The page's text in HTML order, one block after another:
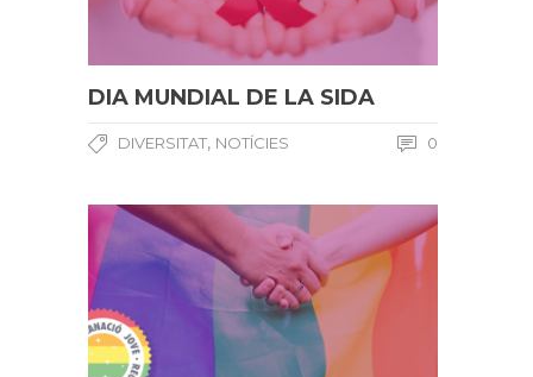
DIA MUNDIAL DE LA SIDA
DIVERSITAT, NOTÍCIES 0